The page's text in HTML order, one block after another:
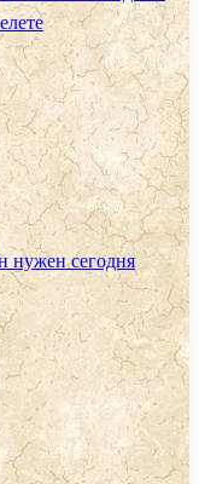
нужен сегодня